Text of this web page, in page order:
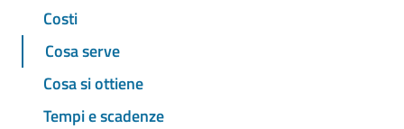
Costi
Cosa serve
Cosa si ottiene
Tempi e scadenze